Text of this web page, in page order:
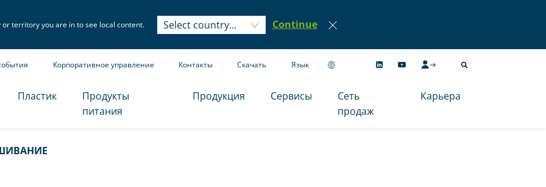
or territory you are in to see local content. Select country...
Select country... Continue
Корпоративное управление Контакты Скачать Язык
Пластик
Продукты
питания
Продукция Сервисы
Сеть
продаж
Карьера